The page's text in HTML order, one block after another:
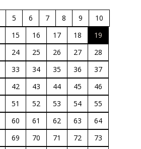
5 6 7 8 9
10
15 16 17 18
19
24 25 26 27
28
33 34 35 36
37
42 43 44 45
46
51 52 53 54
55
60 61 62 63
64
69 70 71 72
73